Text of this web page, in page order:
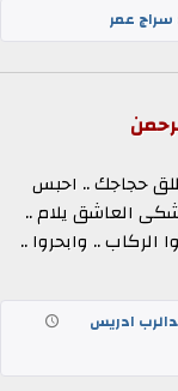
سراج عمر
حجاجك .. احبس
العاشق يلام ..
الركاب .. وابحروا ..
ادريس